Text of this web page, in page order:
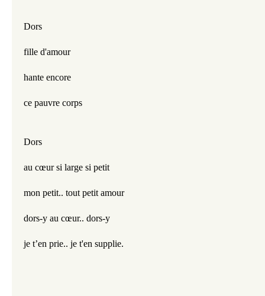
Dors
fille d'amour
hante encore
ce pauvre corps
Dors
au cœur si large si petit
mon petit.. tout petit amour
dors-y au cœur.. dors-y
je t’en prie.. je t'en supplie.